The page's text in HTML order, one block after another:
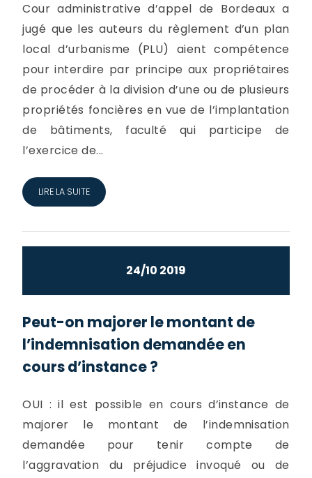
Cour administrative d’appel de Bordeaux a
jugé que les auteurs du règlement d’un plan
local d’urbanisme (PLU) aient compétence
pour interdire par principe aux propriétaires
de procéder à la division d’une ou de plusieurs
propriétés foncières en vue de l’implantation
de bâtiments, faculté qui participe de
l’exercice de...
LIRE LA SUITE
24/10 2019
Peut-on majorer le montant de
l’indemnisation demandée en
cours d’instance ?
OUI : il est possible en cours d’instance de
majorer le montant de l’indemnisation
demandée pour tenir compte de
l’aggravation du préjudice invoqué ou de